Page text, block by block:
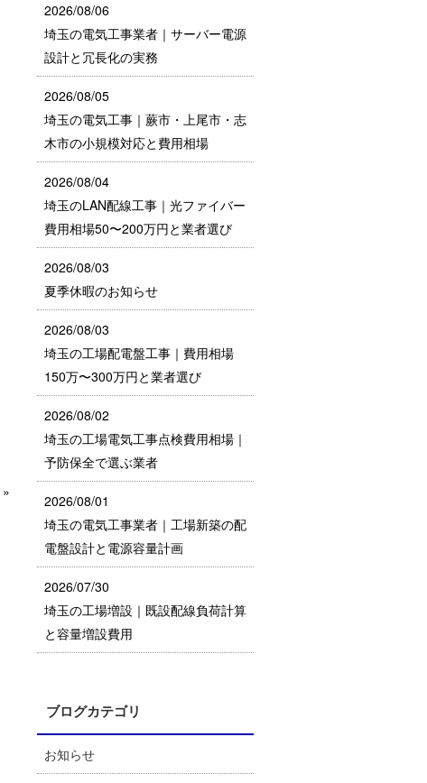
»
2026/08/06
埼玉の電気工事業者｜サーバー電源
設計と冗長化の実務
2026/08/05
埼玉の電気工事｜蕨市・上尾市・志
木市の小規模対応と費用相場
2026/08/04
埼玉のLAN配線工事｜光ファイバー
費用相場50〜200万円と業者選び
2026/08/03
夏季休暇のお知らせ
2026/08/03
埼玉の工場配電盤工事｜費用相場
150万〜300万円と業者選び
2026/08/02
埼玉の工場電気工事点検費用相場｜
予防保全で選ぶ業者
2026/08/01
埼玉の電気工事業者｜工場新築の配
電盤設計と電源容量計画
2026/07/30
埼玉の工場増設｜既設配線負荷計算
と容量増設費用
ブログカテゴリ
お知らせ